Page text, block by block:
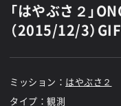
「はやぶさ２」
（2015/12/3）
ミッション： はやぶさ２
タイプ：観測